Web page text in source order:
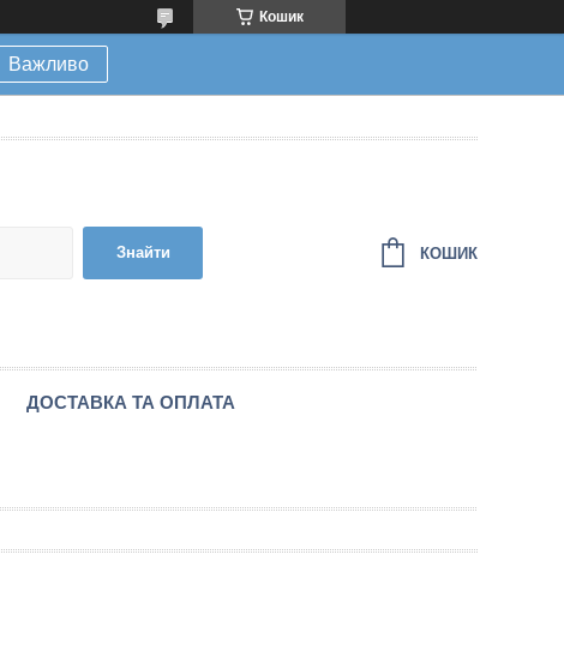
Кошик
Важливо
Знайти КОШИК
ДОСТАВКА ТА ОПЛАТА